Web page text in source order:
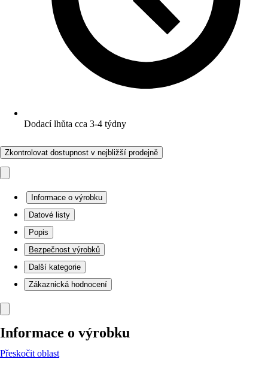
Dodací lhůta cca 3-4 týdny
Zkontrolovat dostupnost v nejbližší prodejně
Informace o výrobku
Datové listy
Popis
Bezpečnost výrobků
Další kategorie
Zákaznická hodnocení
Informace o výrobku
Přeskočit oblast